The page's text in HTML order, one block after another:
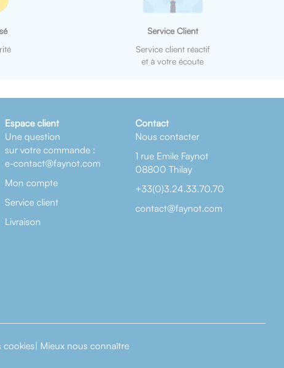
Service Client
Service client réactif
et à votre écoute
Espace client
Une question
sur votre commande :
e-contact@faynot.com
Mon compte
Service client
Livraison
Contact
Nous contacter
1 rue Emile Faynot
08800 Thilay
+33(0)3.24.33.70.70
contact@faynot.com
cookies| Mieux nous connaître